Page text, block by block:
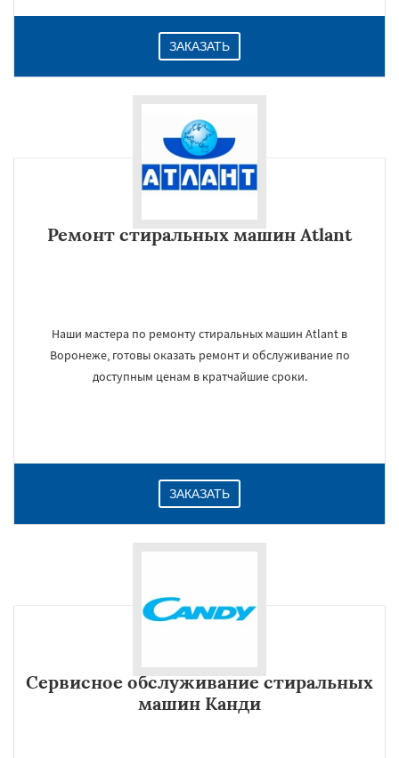
ЗАКАЗАТЬ
Ремонт стиральных машин Atlant
Наши мастера по ремонту стиральных машин Atlant в
Воронеже, готовы оказать ремонт и обслуживание по
доступным ценам в кратчайшие сроки.
ЗАКАЗАТЬ
Сервисное обслуживание стиральных
машин Канди